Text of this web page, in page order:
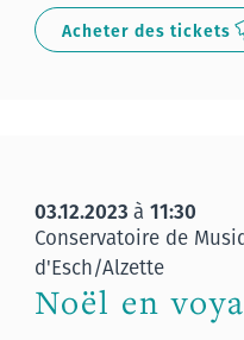
Acheter des tickets
03.12.2023 à 11:30
Conservatoire de
d'Esch/Alzette
Noël en